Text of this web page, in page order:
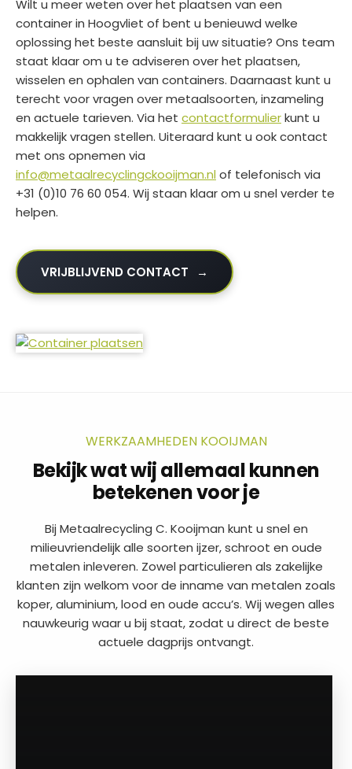
Wilt u meer weten over het plaatsen van een
container in Hoogvliet of bent u benieuwd welke
oplossing het beste aansluit bij uw situatie? Ons team
staat klaar om u te adviseren over het plaatsen,
wisselen en ophalen van containers. Daarnaast kunt u
terecht voor vragen over metaalsoorten, inzameling
en actuele tarieven. Via het contactformulierkunt u
makkelijk vragen stellen. Uiteraard kunt u ook contact
met ons opnemen via
info@metaalrecyclingckooijman.nl of telefonisch via
+31 (0)10 76 60 054. Wij staan klaar om u snel verder te
helpen.
VRIJBLIJVEND CONTACT
WERKZAAMHEDEN KOOIJMAN
Bekijk wat wij allemaal kunnen
betekenen voor je
Bij Metaalrecycling C. Kooijman kunt u snel en
milieuvriendelijk alle soorten ijzer, schroot en oude
metalen inleveren. Zowel particulieren als zakelijke
klanten zijn welkom voor de inname van metalen zoals
koper, aluminium, lood en oude accu’s. Wij wegen alles
nauwkeurig waar u bij staat, zodat u direct de beste
actuele dagprijs ontvangt.